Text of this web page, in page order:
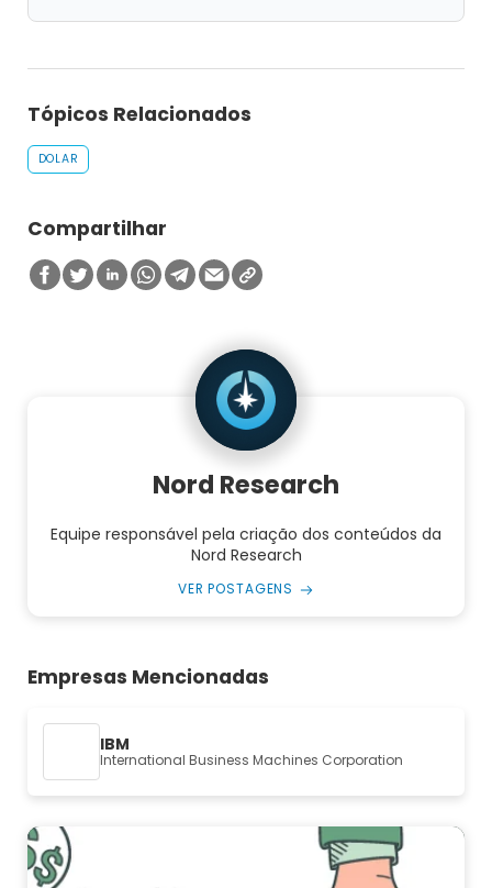
Tópicos Relacionados
DOLAR
Compartilhar
Nord Research
Equipe responsável pela criação dos conteúdos da
Nord Research
VER POSTAGENS
Empresas Mencionadas
IBM
International Business Machines Corporation